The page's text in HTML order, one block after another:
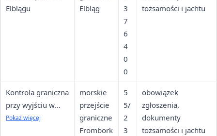
Elblągu
Elbląg
3
7
6
4
0
0
tożsamości i jachtu
Kontrola graniczna
przy wyjściu w
morze z portu we
Pokaż więcej
morskie
przejście
graniczne
Frombork
5
5/
2
3
obowiązek
zgłoszenia,
dokumenty
tożsamości i jachtu